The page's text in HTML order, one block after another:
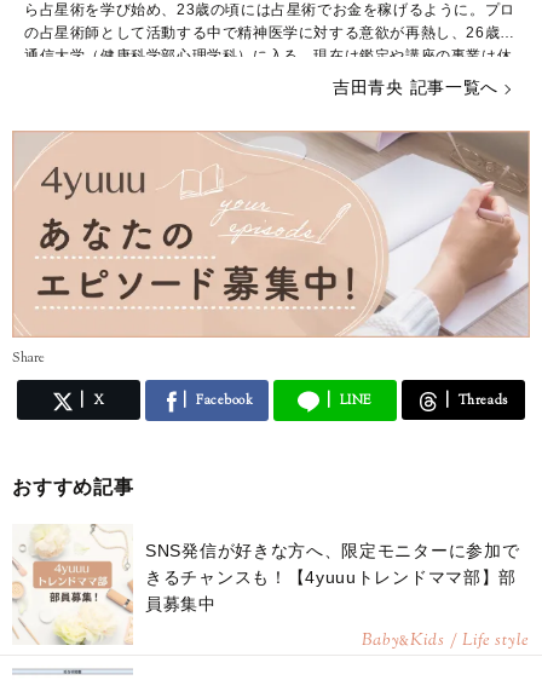
ら占星術を学び始め、23歳の頃には占星術でお金を稼げるように。プロ
の占星術師として活動する中で精神医学に対する意欲が再熱し、26歳で
通信大学（健康科学部心理学科）に入る。現在は鑑定や講座の事業は休
止し、占星術や心理学に関するWebライターとして生計を立てながら学
吉田青央 記事一覧へ
Share
X Facebook LINE Threads
おすすめ記事
SNS発信が好きな方へ、限定モニターに参加で
きるチャンスも！【4yuuuトレンドママ部】部
員募集中
Baby&Kids / Life style